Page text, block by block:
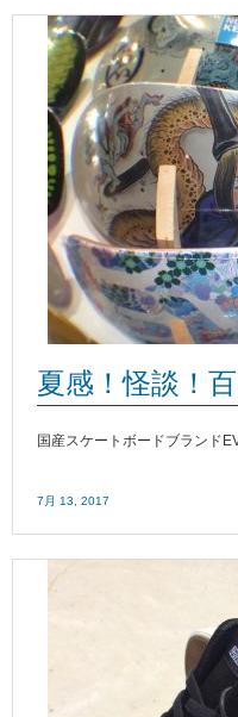
夏感！怪談！百
国産スケートボードブランド
7月 13, 2017